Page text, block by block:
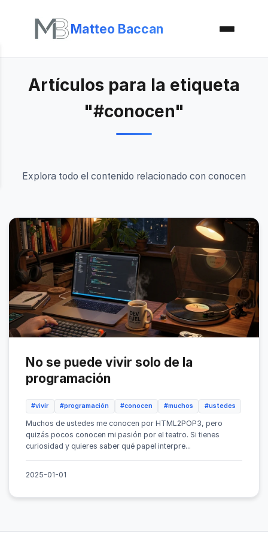
Matteo Baccan
Artículos para la etiqueta
"#conocen"
Explora todo el contenido relacionado con conocen
No se puede vivir solo de la
programación
#vivir #programación #conocen #muchos #ustedes
Muchos de ustedes me conocen por HTML2POP3, pero
quizás pocos conocen mi pasión por el teatro. Si tienes
curiosidad y quieres saber qué papel interpre...
2025-01-01